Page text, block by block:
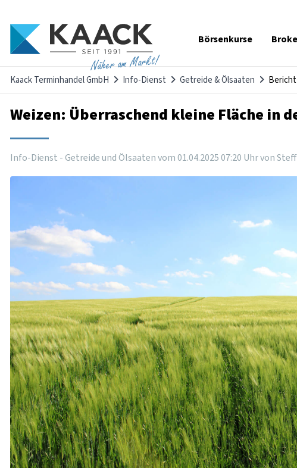
Näher am Markt!
Navigation
Börsenkurse
Kaack Terminhandel GmbH Info-Dienst Getreide & Ölsaaten Bericht
Weizen: Überraschend kleine Fläche in
Info-Dienst - Getreide und Ölsaaten vom01.04.202507:20 Uhrvon